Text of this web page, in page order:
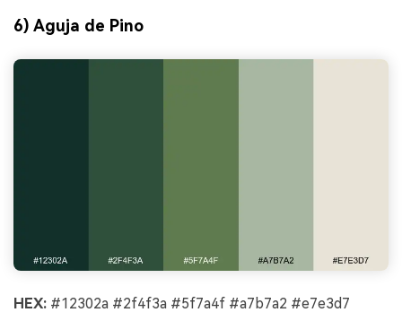
6) Aguja de Pino
HEX: #12302a #2f4f3a #5f7a4f #a7b7a2 #e7e3d7